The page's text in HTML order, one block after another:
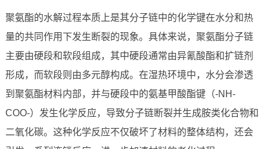
聚氨酯的水解过程本质上是其分子链中的化学键在水分和热
量的共同作用下发生断裂的现象。具体来说，聚氨酯分子链
主要由硬段和软段组成，其中硬段通常由异氰酸酯和扩链剂
形成，而软段则由多元醇构成。在湿热环境中，水分会渗透
到聚氨酯材料内部，并与硬段中的氨基甲酸酯键（-NH-
COO-）发生化学反应，导致分子链断裂并生成胺类化合物和
二氧化碳。这种化学反应不仅破坏了材料的整体结构，还会